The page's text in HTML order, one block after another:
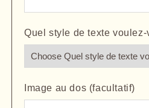
Quel style de texte voulez-
Image au dos (facultatif)